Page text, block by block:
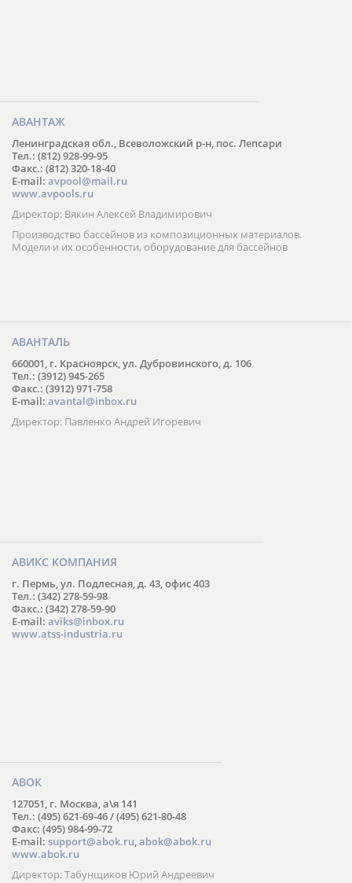
АВАНТАЖ
Ленинградская обл., Всеволожский р-н, пос. Лепсари
Тел.: (812) 928-99-95
Факс.: (812) 320-18-40
E-mail: avpool@mail.ru
www.avpools.ru
Директор: Вякин Алексей Владимирович
Производство бассейнов из композиционных материалов.
Модели и их особенности, оборудование для бассейнов
АВАНТАЛЬ
660001, г. Красноярск, ул. Дубровинского, д. 106
Тел.: (3912) 945-265
Факс.: (3912) 971-758
E-mail: avantal@inbox.ru
Директор: Павленко Андрей Игоревич
АВИКС КОМПАНИЯ
г. Пермь, ул. Подлесная, д. 43, офис 403
Тел.: (342) 278-59-98
Факс.: (342) 278-59-90
E-mail: aviks@inbox.ru
www.atss-industria.ru
АВОК
127051, г. Москва, а\я 141
Тел.: (495) 621-69-46 / (495) 621-80-48
Факс: (495) 984-99-72
E-mail: support@abok.ru,abok@abok.ru
www.abok.ru
Директор: Табунщиков Юрий Андреевич